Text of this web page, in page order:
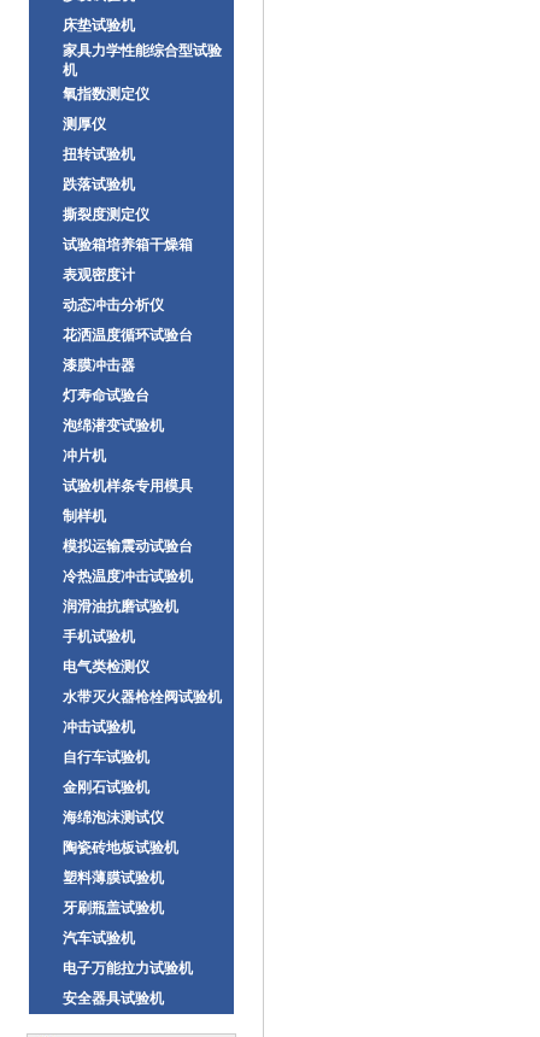
床垫试验机
家具力学性能综合型试验
机
氧指数测定仪
测厚仪
扭转试验机
跌落试验机
撕裂度测定仪
试验箱培养箱干燥箱
表观密度计
动态冲击分析仪
花洒温度循环试验台
漆膜冲击器
灯寿命试验台
泡绵潜变试验机
冲片机
试验机样条专用模具
制样机
模拟运输震动试验台
冷热温度冲击试验机
润滑油抗磨试验机
手机试验机
电气类检测仪
水带灭火器枪栓阀试验机
冲击试验机
自行车试验机
金刚石试验机
海绵泡沫测试仪
陶瓷砖地板试验机
塑料薄膜试验机
牙刷瓶盖试验机
汽车试验机
电子万能拉力试验机
安全器具试验机